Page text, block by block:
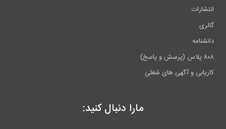
انتشارات
گالری
دانشنامه
۸۰۸ پلاس (پرسش و پاسخ)
کاریابی و آگهی های شغلی
مارا دنبال کنید: